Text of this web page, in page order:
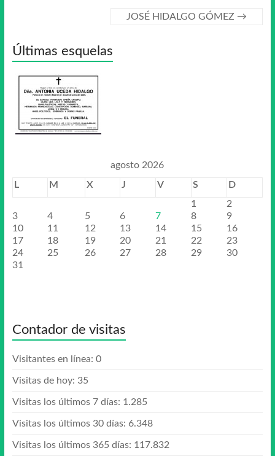
JOSÉ HIDALGO GÓMEZ →
Últimas esquelas
agosto 2026
L
M X J V S
D
1
2
3
4 5 6 7 8
9
10
11 12 13 14 15
16
17
18 19 20 21 22
23
24
25 26 27 28 29
30
31
Contador de visitas
Visitantes en línea: 0
Visitas de hoy: 35
Visitas los últimos 7 días: 1.285
Visitas los últimos 30 días: 6.348
Visitas los últimos 365 días: 117.832